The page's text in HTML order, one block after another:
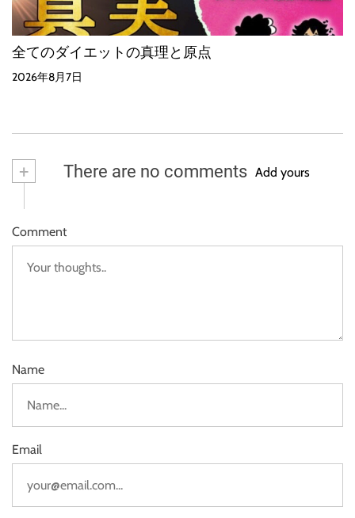
全てのダイエットの真理と原点
2026年8月7日
+ There are no comments Add yours
Comment
Name
Email